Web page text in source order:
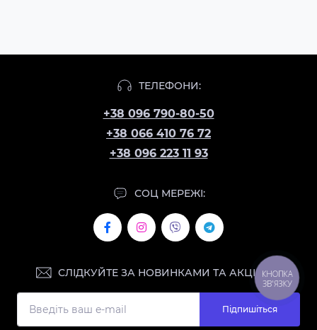
ТЕЛЕФОНИ:
+38 096 790-80-50
+38 066 410 76 72
+38 096 223 11 93
СОЦ МЕРЕЖІ:
СЛІДКУЙТЕ ЗА НОВИНКАМИ ТА АКЦІЯМИ:
Підпишіться
КНОПКА
ЗВ'ЯЗКУ